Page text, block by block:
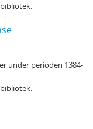
under perioden 1384-